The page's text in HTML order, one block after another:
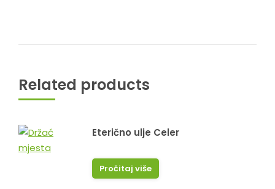
Related products
Eterično ulje Celer
Pročitaj više